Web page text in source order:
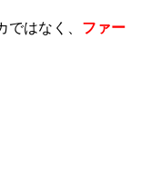
はなく、 ファー